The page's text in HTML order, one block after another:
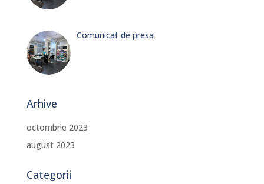
Comunicat de presa
Arhive
octombrie 2023
august 2023
Categorii